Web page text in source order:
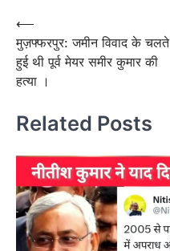
Post
navigation
⟵
मुज़फ्फरपुर: जमीन विवाद के चलते
हुई थी पूर्व मेयर समीर कुमार की
हत्या ।
Related Posts